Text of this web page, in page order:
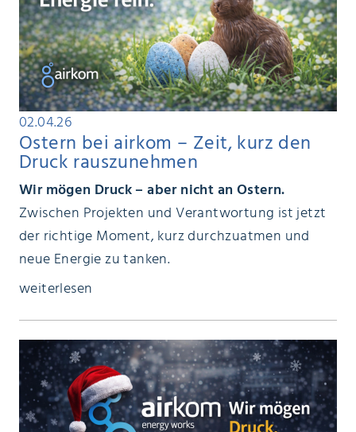
02.04.26
Ostern bei airkom – Zeit, kurz den
Druck rauszunehmen
Wir mögen Druck – aber nicht an Ostern.
Zwischen Projekten und Verantwortung ist jetzt
der richtige Moment, kurz durchzuatmen und
neue Energie zu tanken.
weiterlesen